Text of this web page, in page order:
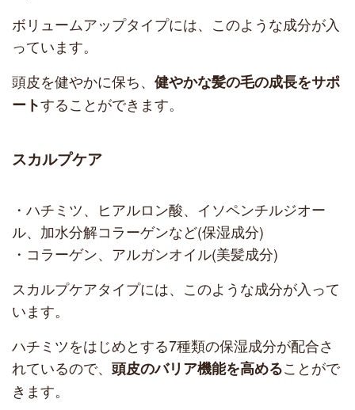
ボリュームアップタイプには、このような成分が入
っています。
頭皮を健やかに保ち、 健やかな髪の毛の成長をサポ
ートすることができます。
スカルプケア
・ハチミツ、ヒアルロン酸、イソペンチルジオー
ル、加水分解コラーゲンなど(保湿成分)
・コラーゲン、アルガンオイル(美髪成分)
スカルプケアタイプには、このような成分が入って
います。
ハチミツをはじめとする7種類の保湿成分が配合さ
れているので、 頭皮のバリア機能を高めることがで
きます。